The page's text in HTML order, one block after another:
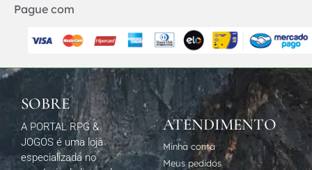
Pague com
SOBRE
A PORTAL RPG &
JOGOS é uma loja
especializada no
ATENDIMENTO
Minha conta
Meus pedidos